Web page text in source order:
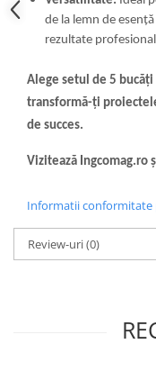
de la lemn de
rezultate
Alege setul de 5
transformă-ți
de succes.
Vizitează Ingcomag.ro
Informatii conformitate
Review-uri(0)